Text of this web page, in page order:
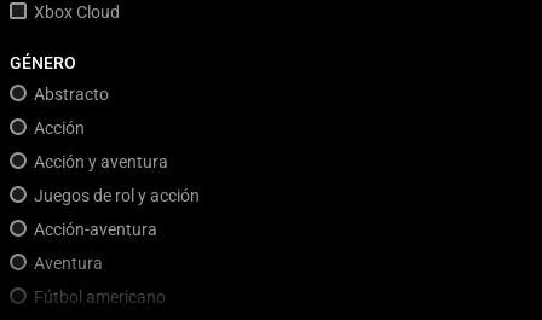
Xbox Cloud
GÉNERO
Abstracto
Acción
Acción y aventura
Juegos de rol y acción
Acción-aventura
Aventura
Fútbol americano